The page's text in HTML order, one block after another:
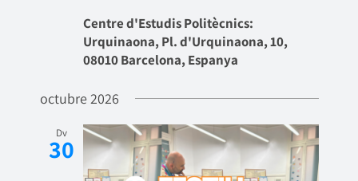
Centre d'Estudis Politècnics:
Urquinaona, Pl. d'Urquinaona, 10,
08010 Barcelona, Espanya
octubre 2026
Dv
30